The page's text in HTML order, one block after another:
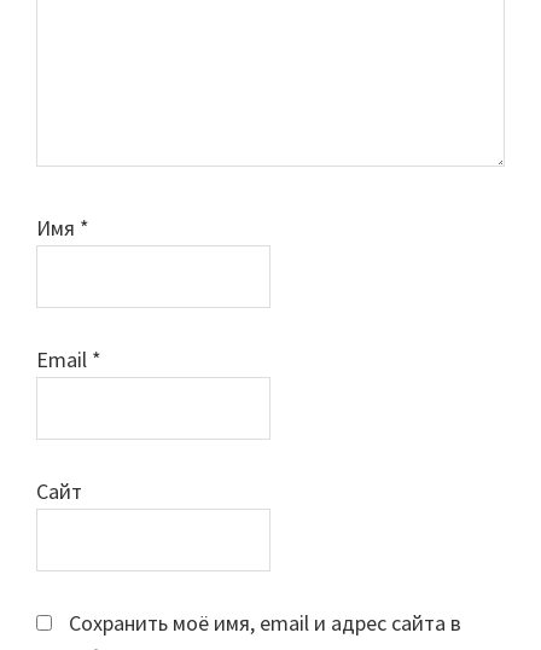
Имя *
Email *
Сайт
Сохранить моё имя, email и адрес сайта в